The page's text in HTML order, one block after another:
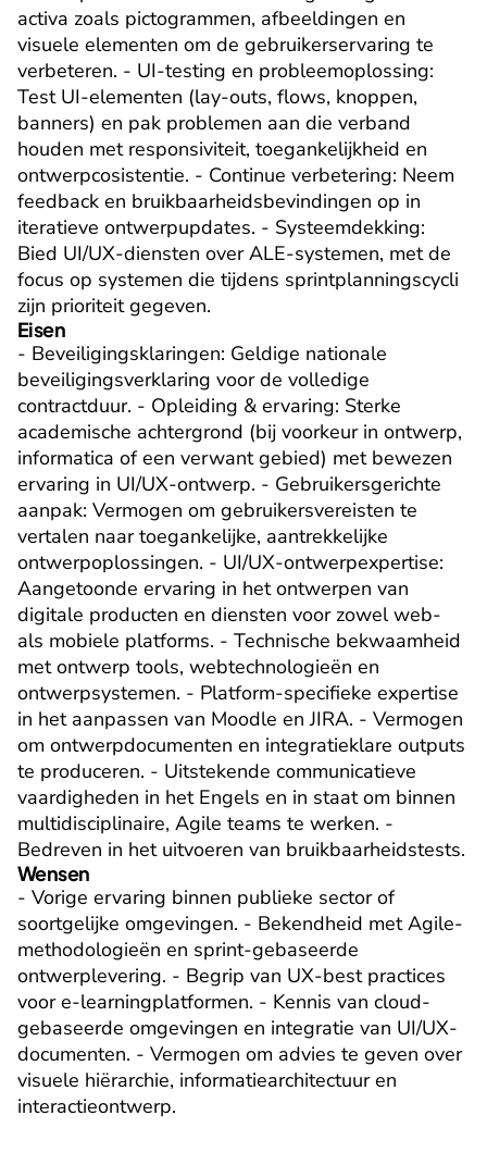
activa zoals pictogrammen, afbeeldingen en
visuele elementen om de gebruikerservaring te
verbeteren. - UI-testing en probleemoplossing:
Test UI-elementen (lay-outs, flows, knoppen,
banners) en pak problemen aan die verband
houden met responsiviteit, toegankelijkheid en
ontwerpcosistentie. - Continue verbetering: Neem
feedback en bruikbaarheidsbevindingen op in
iteratieve ontwerpupdates. - Systeemdekking:
Bied UI/UX-diensten over ALE-systemen, met de
focus op systemen die tijdens sprintplanningscycli
zijn prioriteit gegeven.
Eisen
- Beveiligingsklaringen: Geldige nationale
beveiligingsverklaring voor de volledige
contractduur. - Opleiding & ervaring: Sterke
academische achtergrond (bij voorkeur in ontwerp,
informatica of een verwant gebied) met bewezen
ervaring in UI/UX-ontwerp. - Gebruikersgerichte
aanpak: Vermogen om gebruikersvereisten te
vertalen naar toegankelijke, aantrekkelijke
ontwerpoplossingen. - UI/UX-ontwerpexpertise:
Aangetoonde ervaring in het ontwerpen van
digitale producten en diensten voor zowel web-
als mobiele platforms. - Technische bekwaamheid
met ontwerp tools, webtechnologieën en
ontwerpsystemen. - Platform-specifieke expertise
in het aanpassen van Moodle en JIRA. - Vermogen
om ontwerpdocumenten en integratieklare outputs
te produceren. - Uitstekende communicatieve
vaardigheden in het Engels en in staat om binnen
multidisciplinaire, Agile teams te werken. -
Bedreven in het uitvoeren van bruikbaarheidstests.
Wensen
- Vorige ervaring binnen publieke sector of
soortgelijke omgevingen. - Bekendheid met Agile-
methodologieën en sprint-gebaseerde
ontwerplevering. - Begrip van UX-best practices
voor e-learningplatformen. - Kennis van cloud-
gebaseerde omgevingen en integratie van UI/UX-
documenten. - Vermogen om advies te geven over
visuele hiërarchie, informatiearchitectuur en
interactieontwerp.